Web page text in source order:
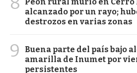
alcanzado por un rayo;
destrozos en varias zonas
9
Buena parte del país bajo
amarilla de Inumet por
persistentes